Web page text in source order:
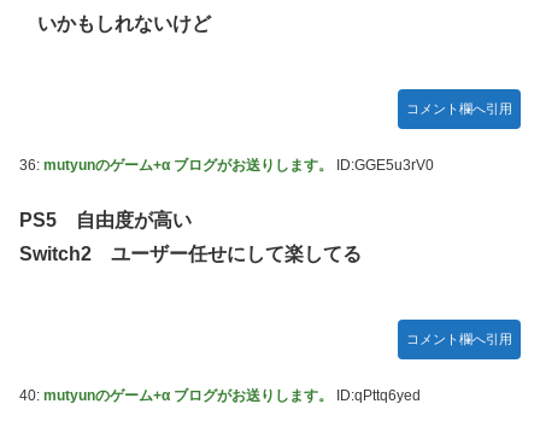
いかもしれないけど
コメント欄へ引用
36: mutyunのゲーム+α ブログがお送りします。 ID:GGE5u3rV0
PS5 自由度が高い
Switch2 ユーザー任せにして楽してる
コメント欄へ引用
40: mutyunのゲーム+α ブログがお送りします。 ID:qPttq6yed